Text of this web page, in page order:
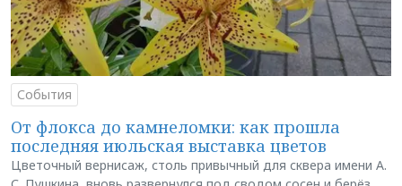
События
От флокса до камнеломки: как прошла
последняя июльская выставка цветов
Цветочный вернисаж, столь привычный для сквера имени А.